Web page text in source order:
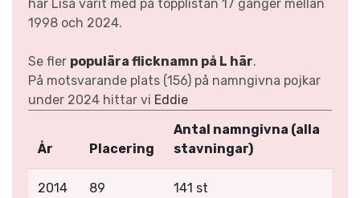
har Lisa varit med på topplistan 17 gånger mellan
1998 och 2024.
Se fler populära flicknamn på L här.
På motsvarande plats (156) på namngivna pojkar
under 2024 hittar vi Eddie
År Placering
Antal namngivna (alla
stavningar)
2014 89 141 st